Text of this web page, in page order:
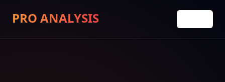
PRO ANALYSIS